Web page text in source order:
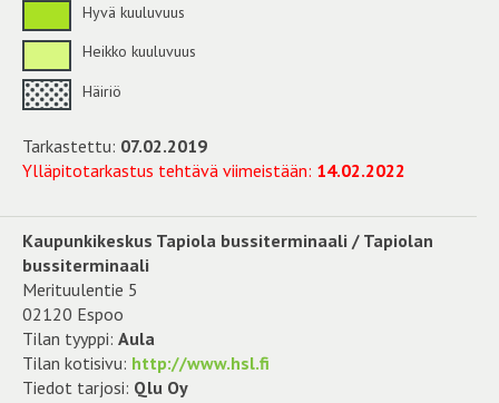
Hyvä kuuluvuus
Heikko kuuluvuus
Häiriö
Tarkastettu: 07.02.2019
Ylläpitotarkastus tehtävä viimeistään: 14.02.2022
Kaupunkikeskus Tapiola bussiterminaali / Tapiolan
bussiterminaali
Merituulentie 5
02120 Espoo
Tilan tyyppi: Aula
Tilan kotisivu: http://www.hsl.fi
Tiedot tarjosi: Qlu Oy